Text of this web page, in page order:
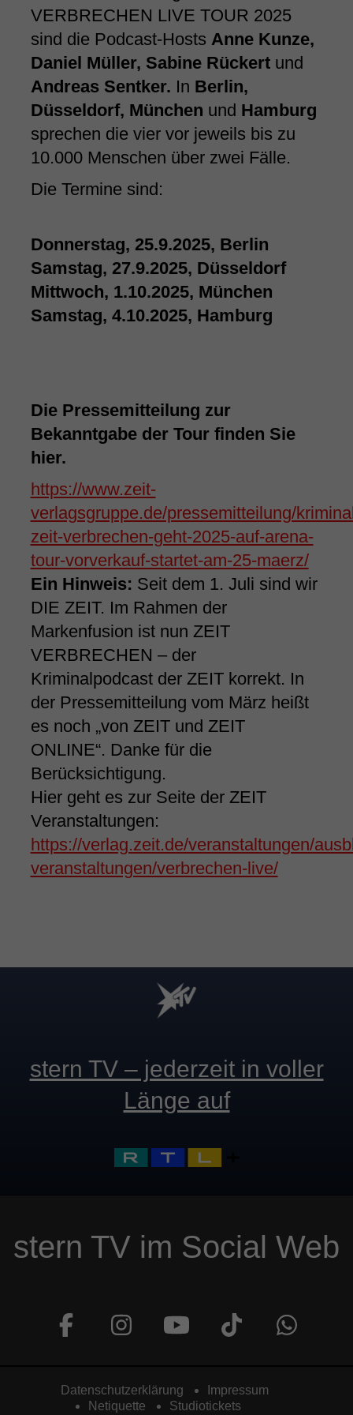
VERBRECHEN LIVE TOUR 2025
sind die Podcast-Hosts Anne Kunze,
Daniel Müller, Sabine Rückertund
Andreas Sentker. In Berlin,
Düsseldorf, München und Hamburg
sprechen die vier vor jeweils bis zu
10.000 Menschen über zwei Fälle.
Die Termine sind:
Donnerstag, 25.9.2025, Berlin
Samstag, 27.9.2025, Düsseldorf
Mittwoch, 1.10.2025, München
Samstag, 4.10.2025, Hamburg
Die Pressemitteilung zur
Bekanntgabe der Tour finden Sie
hier.
https://www.zeit-
verlagsgruppe.de/pressemitteilung/
zeit-verbrechen-geht-2025-auf-arena-
tour-vorverkauf-startet-am-25-maerz/
Ein Hinweis: Seit dem 1. Juli sind wir
DIE ZEIT. Im Rahmen der
Markenfusion ist nun ZEIT
VERBRECHEN – der
Kriminalpodcast der ZEIT korrekt. In
der Pressemitteilung vom März heißt
es noch „von ZEIT und ZEIT
ONLINE“. Danke für die
Berücksichtigung.
Hier geht es zur Seite der ZEIT
Veranstaltungen:
https://verlag.zeit.de/veranstaltungen/
veranstaltungen/verbrechen-live/
stern TV – jederzeit in voller
Länge auf
stern TV im Social Web
Datenschutzerklärung
Impressum
Netiquette
Studiotickets